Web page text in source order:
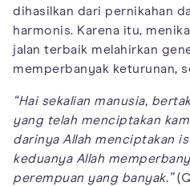
dihasilkan dari pernikahan
harmonis. Karena itu,
jalan terbaik melahirkan
memperbanyak keturunan,
“Hai sekalian manusia,
yang telah menciptakan
darinya Allah menciptakan
keduanya Allah
perempuan yang banyak.”